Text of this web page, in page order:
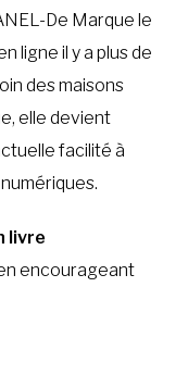
NOUS JOINDRE
De Marque le
ligne il y a plus de
des maisons
elle devient
facilité à
livre
encourageant